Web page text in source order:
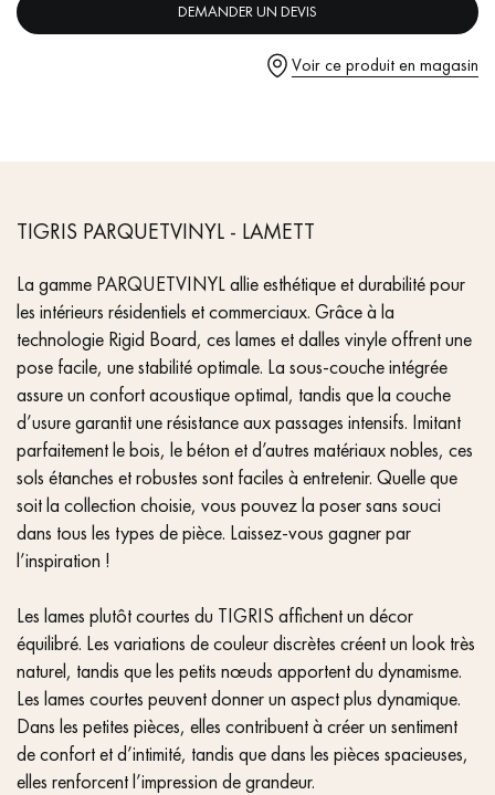
Demandez un rendez-vous personnalisé
DEMANDER UN DEVIS
Voir ce produit en magasin
TIGRIS PARQUETVINYL - LAMETT
La gamme PARQUETVINYL allie esthétique et durabilité pour
les intérieurs résidentiels et commerciaux. Grâce à la
technologie Rigid Board, ces lames et dalles vinyle offrent une
pose facile, une stabilité optimale. La sous-couche intégrée
assure un confort acoustique optimal, tandis que la couche
d’usure garantit une résistance aux passages intensifs. Imitant
parfaitement le bois, le béton et d’autres matériaux nobles, ces
sols étanches et robustes sont faciles à entretenir. Quelle que
soit la collection choisie, vous pouvez la poser sans souci
dans tous les types de pièce. Laissez-vous gagner par
l’inspiration !
Les lames plutôt courtes du TIGRIS affichent un décor
équilibré. Les variations de couleur discrètes créent un look très
naturel, tandis que les petits nœuds apportent du dynamisme.
Les lames courtes peuvent donner un aspect plus dynamique.
Dans les petites pièces, elles contribuent à créer un sentiment
de confort et d’intimité, tandis que dans les pièces spacieuses,
elles renforcent l’impression de grandeur.